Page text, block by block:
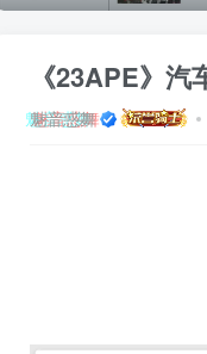
《23APE》
魅音惑舞